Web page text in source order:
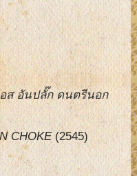
ส อันปลั๊ก ดนตรีนอก
CHOKE(2545)